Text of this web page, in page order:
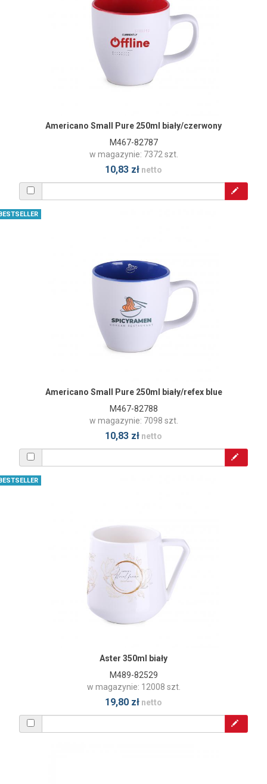
Americano Small Pure 250ml biały/czerwony
M467-82787
w magazynie: 7372 szt.
10,83 zł netto
Americano Small Pure 250ml biały/refex blue
M467-82788
w magazynie: 7098 szt.
10,83 zł netto
Aster 350ml biały
M489-82529
w magazynie: 12008 szt.
19,80 zł netto